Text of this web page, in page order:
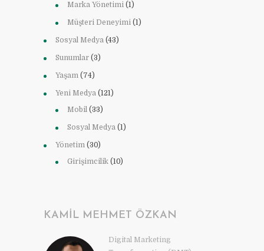
Marka Yönetimi (1)
Müşteri Deneyimi (1)
Sosyal Medya (43)
Sunumlar (3)
Yaşam (74)
Yeni Medya (121)
Mobil (33)
Sosyal Medya (1)
Yönetim (30)
Girişimcilik (10)
KAMIL MEHMET ÖZKAN
Digital Marketing